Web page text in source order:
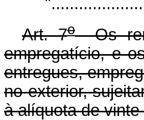
Art. 7oOs
empregatício, e
entregues,
no exterior,
à alíquota de